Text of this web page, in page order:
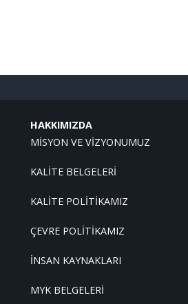
HAKKIMIZDA
MİSYON VE VİZYONUMUZ
KALİTE BELGELERİ
KALİTE POLİTİKAMIZ
ÇEVRE POLİTİKAMIZ
İNSAN KAYNAKLARI
MYK BELGELERİ